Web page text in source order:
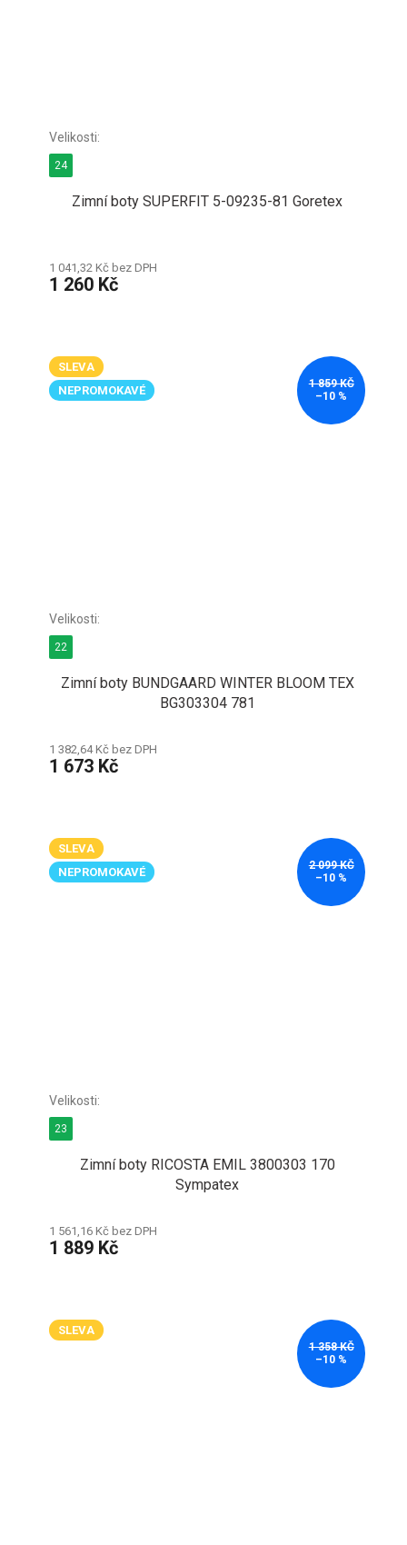
Zimní boty SUPERFIT 5-09235-81 Goretex
1 041,32 Kč bez DPH
1 260 Kč
24
SLEVA
NEPROMOKAVÉ
1 859 KČ
–10 %
Zimní boty BUNDGAARD WINTER BLOOM TEX
BG303304 781
1 382,64 Kč bez DPH
1 673 Kč
22
SLEVA
NEPROMOKAVÉ
2 099 KČ
–10 %
Zimní boty RICOSTA EMIL 3800303 170
Sympatex
1 561,16 Kč bez DPH
1 889 Kč
23
SLEVA
1 358 KČ
–10 %